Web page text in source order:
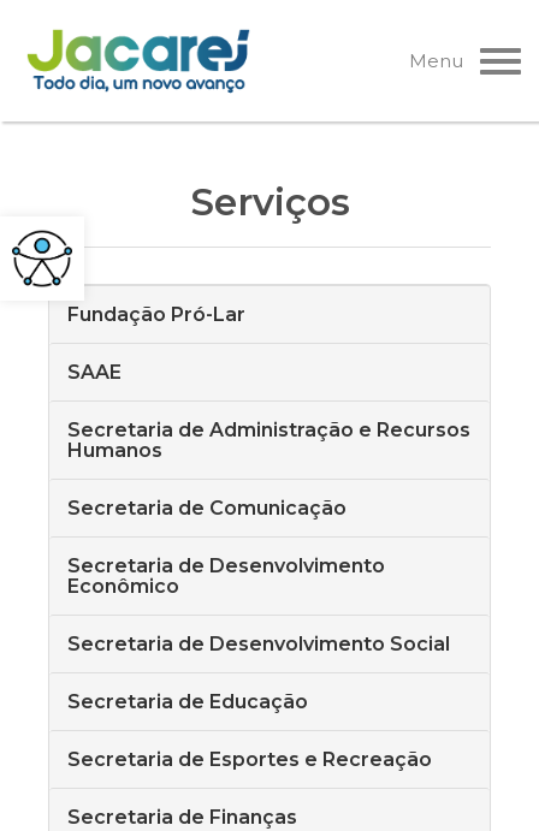
Pular
para
o
Menu
Serviços
Fundação Pró-Lar
SAAE
Secretaria de Administração e Recursos
Humanos
Secretaria de Comunicação
Secretaria de Desenvolvimento
Econômico
Secretaria de Desenvolvimento Social
Secretaria de Educação
Secretaria de Esportes e Recreação
Secretaria de Finanças